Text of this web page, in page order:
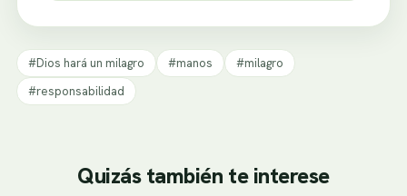
#Dios hará un milagro #manos
#milagro
#responsabilidad
Quizás también te interese